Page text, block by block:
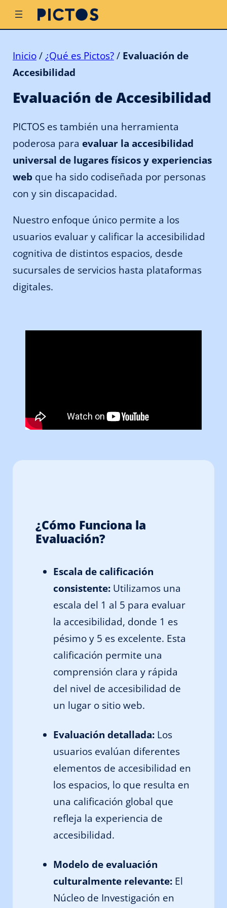
Inicio/¿Qué es Pictos?/ Evaluación de
Accesibilidad
Evaluación de Accesibilidad
PICTOS es también una herramienta
poderosa para evaluar la accesibilidad
universal de lugares físicos y experiencias
web que ha sido codiseñada por personas
con y sin discapacidad.
Nuestro enfoque único permite a los
usuarios evaluar y calificar la accesibilidad
cognitiva de distintos espacios, desde
sucursales de servicios hasta plataformas
digitales.
¿Cómo Funciona la
Evaluación?
Escala de calificación
consistente: Utilizamos una
escala del 1 al 5 para evaluar
la accesibilidad, donde 1 es
pésimo y 5 es excelente. Esta
calificación permite una
comprensión clara y rápida
del nivel de accesibilidad de
un lugar o sitio web.
Evaluación detallada: Los
usuarios evalúan diferentes
elementos de accesibilidad en
los espacios, lo que resulta en
una calificación global que
refleja la experiencia de
accesibilidad.
Modelo de evaluación
culturalmente relevante: El
Núcleo de Investigación en